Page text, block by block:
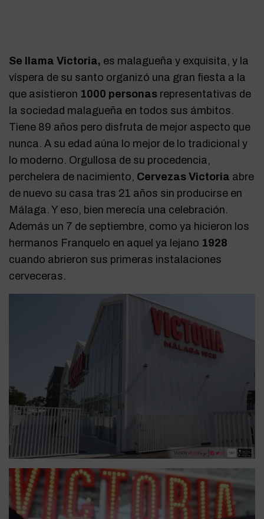
Se llama Victoria, es malagueña y exquisita, y la
víspera de su santo organizó una gran fiesta a la
que asistieron 1000 personas representativas de
la sociedad malagueña en todos sus ámbitos.
Tiene 89 años pero disfruta de mejor aspecto que
nunca. A su edad aúna lo mejor de lo tradicional y
lo moderno. Orgullosa de su procedencia,
perchelera de nacimiento, Cervezas Victoria abre
de nuevo su casa tras 21 años sin producirse en
Málaga. Y eso, bien merecía una celebración.
Además un 7 de septiembre, como ya hicieron los
hermanos Franquelo en aquel ya lejano 1928
cuando abrieron sus primeras instalaciones
cerveceras.